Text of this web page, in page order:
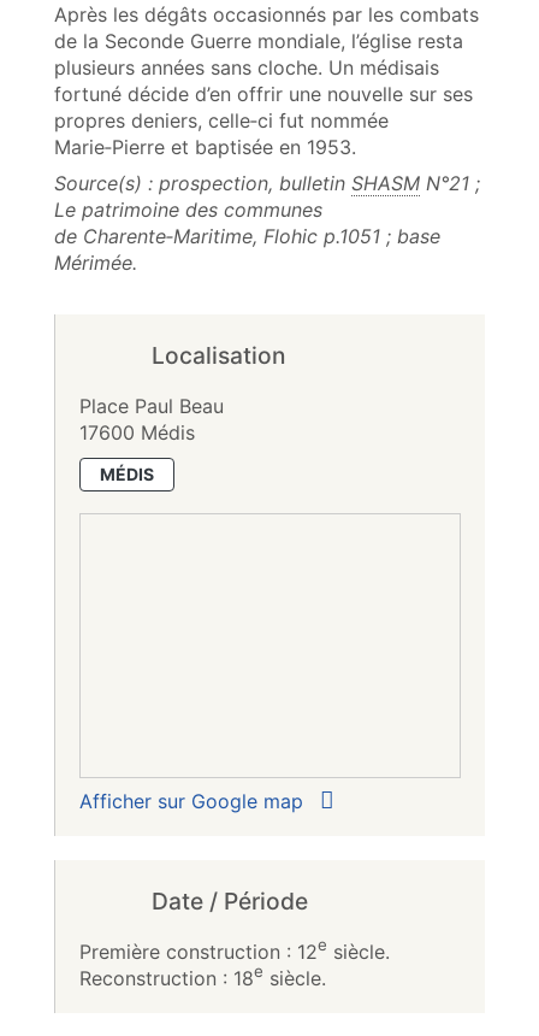
Après les dégâts occasionnés par les combats
de la Seconde Guerre mondiale, l’église resta
plusieurs années sans cloche. Un médisais
fortuné décide d’en offrir une nouvelle sur ses
propres deniers, celle‑ci fut nommée
Marie‑Pierre et baptisée en 1953.
Source(s) : prospection, bulletin SHASM N°21 ;
Le patrimoine des communes
de Charente‑Maritime, Flohic p.1051 ; base
Mérimée.
Localisation
Place Paul Beau
17600 Médis
MÉDIS
Afficher sur Google map
Date / Période
Première construction : 12e siècle.
Reconstruction : 18e siècle.